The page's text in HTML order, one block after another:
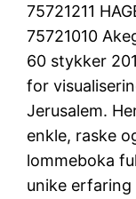
75721211
75721010
60 stykker
for
Jerusalem.
enkle, raske
lommeboka
unike